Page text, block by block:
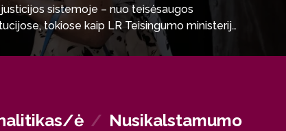
sistemoje – nuo teisėsaugos
tokiose kaip LR Teisingumo ministerija,
bei tarptautinių nevyriausybinių organizacijų
teises.
ė / Nusikalstamumo